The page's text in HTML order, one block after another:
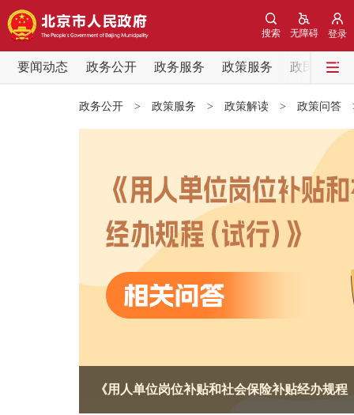
登录
无障碍
搜索
要闻动态 政务公开 政务服务 政策服务
政民互动
党中央精神
北京要闻
各区热点
市领导
决策公开
政务公开 > 政策服务 > 政策解读 > 政策问答
《用人单位岗位补贴和社会保险补贴经办规